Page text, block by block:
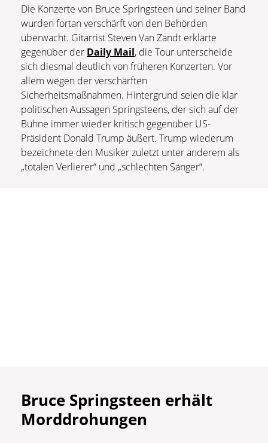
Die Konzerte von Bruce Springsteen und seiner Band
wurden fortan verschärft von den Behörden
überwacht. Gitarrist Steven Van Zandt erklärte
gegenüber der Daily Mail, die Tour unterscheide
sich diesmal deutlich von früheren Konzerten. Vor
allem wegen der verschärften
Sicherheitsmaßnahmen. Hintergrund seien die klar
politischen Aussagen Springsteens, der sich auf der
Bühne immer wieder kritisch gegenüber US-
Präsident Donald Trump äußert. Trump wiederum
bezeichnete den Musiker zuletzt unter anderem als
„totalen Verlierer“ und „schlechten Sänger“.
Bruce Springsteen erhält
Morddrohungen